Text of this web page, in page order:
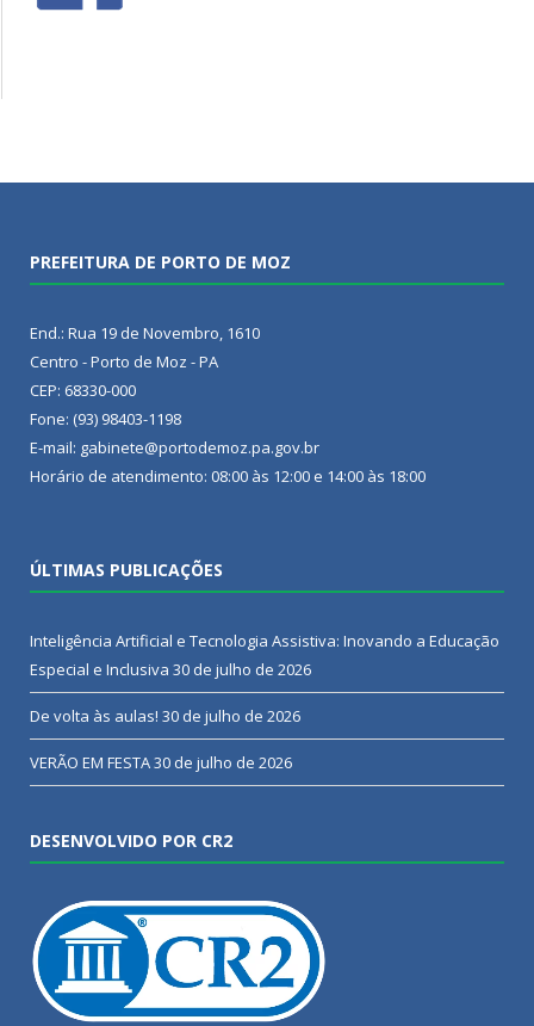
PREFEITURA DE PORTO DE MOZ
End.: Rua 19 de Novembro, 1610
Centro - Porto de Moz - PA
CEP: 68330-000
Fone: (93) 98403-1198
E-mail: gabinete@portodemoz.pa.gov.br
Horário de atendimento: 08:00 às 12:00 e 14:00 às 18:00
ÚLTIMAS PUBLICAÇÕES
Inteligência Artificial e Tecnologia Assistiva: Inovando a Educação
Especial e Inclusiva 30 de julho de 2026
De volta às aulas! 30 de julho de 2026
VERÃO EM FESTA30 de julho de 2026
DESENVOLVIDO POR CR2